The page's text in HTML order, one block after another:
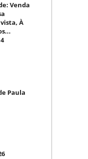
Venda
À
4
Paula